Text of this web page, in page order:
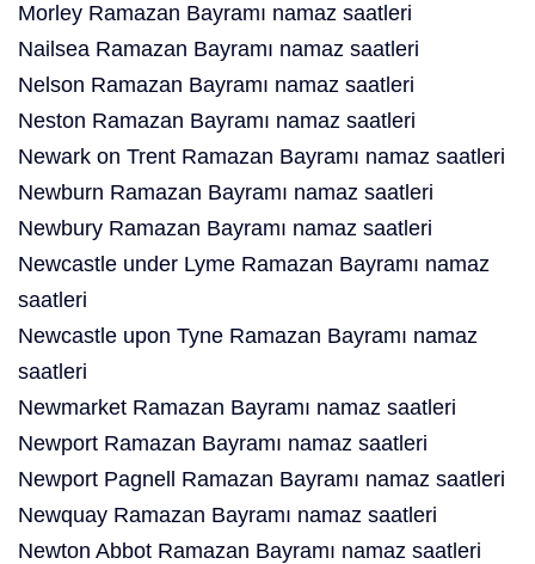
Morley Ramazan Bayramı namaz saatleri
Nailsea Ramazan Bayramı namaz saatleri
Nelson Ramazan Bayramı namaz saatleri
Neston Ramazan Bayramı namaz saatleri
Newark on Trent Ramazan Bayramı namaz saatleri
Newburn Ramazan Bayramı namaz saatleri
Newbury Ramazan Bayramı namaz saatleri
Newcastle under Lyme Ramazan Bayramı namaz
saatleri
Newcastle upon Tyne Ramazan Bayramı namaz
saatleri
Newmarket Ramazan Bayramı namaz saatleri
Newport Ramazan Bayramı namaz saatleri
Newport Pagnell Ramazan Bayramı namaz saatleri
Newquay Ramazan Bayramı namaz saatleri
Newton Abbot Ramazan Bayramı namaz saatleri